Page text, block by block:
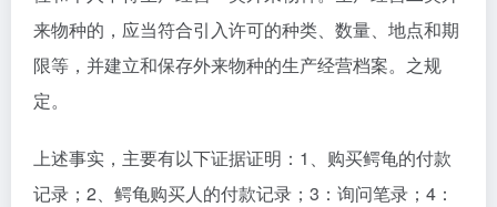
来物种的，应当符合引入许可的种类、数量、地点和期
限等，并建立和保存外来物种的生产经营档案。之规
定。
上述事实，主要有以下证据证明：1、购买鳄龟的付款
记录；2、鳄龟购买人的付款记录；3：询问笔录；4：